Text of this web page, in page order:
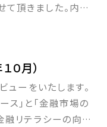
頂きました。内容
性として初めて高
ィブな流れを感じ
か？（逆の […]
０月）
ューをいたします。
ス」と「金融市場の
融リテラシーの向上